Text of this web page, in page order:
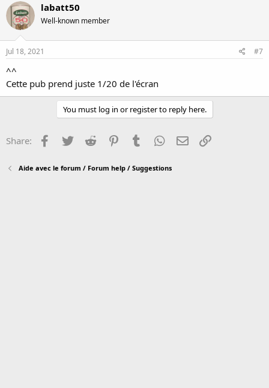
labatt50
Well-known member
Jul 18, 2021 #7
^^
Cette pub prend juste 1/20 de l'écran
You must log in or register to reply here.
Share: Facebook
Twitter Reddit PinterestTumblr WhatsApp
Email
Aide avec le forum / Forum help / Suggestions